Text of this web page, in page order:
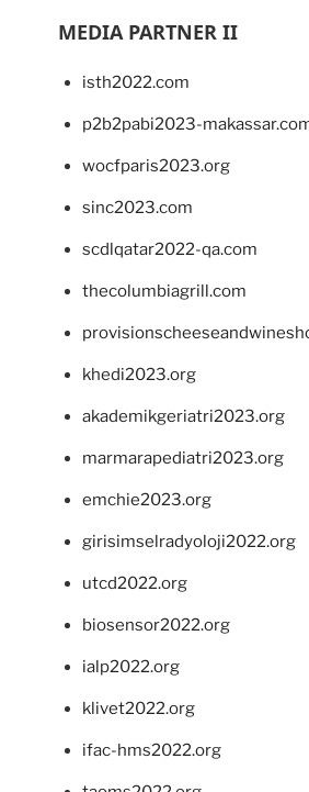
MEDIA PARTNER II
isth2022.com
p2b2pabi2023-
wocfparis2023.org
sinc2023.com
scdlqatar2022-qa.com
thecolumbiagrill.com
khedi2023.org
akademikgeriatri2023.org
marmarapediatri2023.org
emchie2023.org
girisimselradyoloji2022.org
utcd2022.org
biosensor2022.org
ialp2022.org
klivet2022.org
ifac-hms2022.org